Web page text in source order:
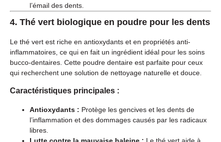
l’émail des dents.
4. Thé vert biologique en poudre pour les dents
Le thé vert est riche en antioxydants et en propriétés anti-
inflammatoires, ce qui en fait un ingrédient idéal pour les soins
bucco-dentaires. Cette poudre dentaire est parfaite pour ceux
qui recherchent une solution de nettoyage naturelle et douce.
Caractéristiques principales :
Antioxydants : Protège les gencives et les dents de
l’inflammation et des dommages causés par les radicaux
libres.